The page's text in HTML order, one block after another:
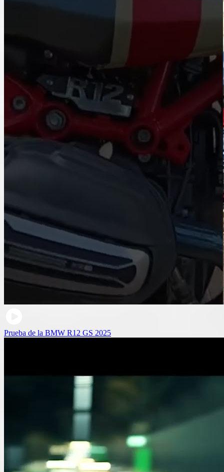
Prueba de la BMW R12 GS 2025